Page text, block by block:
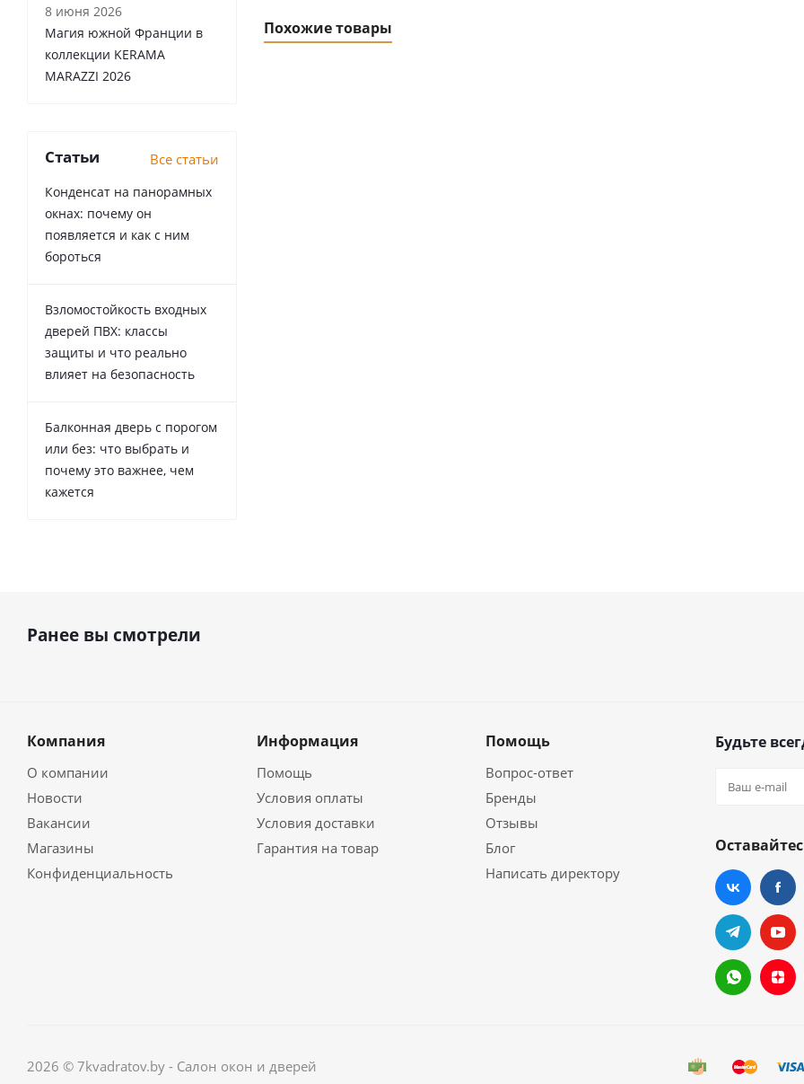
Похожие товары
8 июня 2026
Магия южной Франции в
коллекции KERAMA
MARAZZI 2026
Статьи Все статьи
Конденсат на панорамных
окнах: почему он
появляется и как с ним
бороться
Взломостойкость входных
дверей ПВХ: классы
защиты и что реально
влияет на безопасность
Балконная дверь с порогом
или без: что выбрать и
почему это важнее, чем
кажется
Ранее вы смотрели
Компания
О компании
Новости
Вакансии
Магазины
Конфиденциальность
Информация
Помощь
Условия оплаты
Условия доставки
Гарантия на товар
Помощь
Вопрос-ответ
Бренды
Отзывы
Блог
Написать директору
Будьте
2026 © 7kvadratov.by - Салон окон и дверей